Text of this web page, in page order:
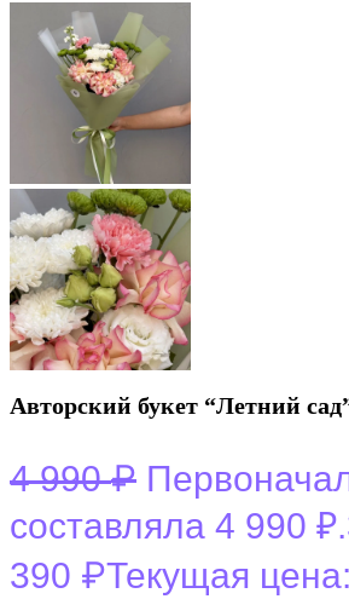
Авторский букет “Летний
4 990₽
составляла 4 990 ₽.
390 ₽Текущая